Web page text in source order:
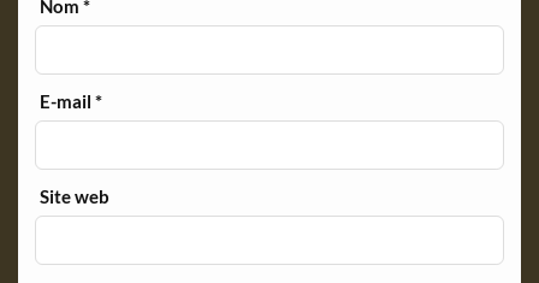
Nom*
E-mail*
Site web